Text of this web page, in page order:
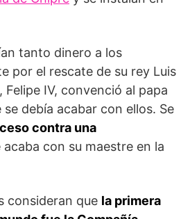
tanto dinero a los
por el rescate de su rey Luis
Felipe IV, convenció al papa
debía acabar con ellos. Se
contra una
acaba con su maestre en la
consideran que la primera